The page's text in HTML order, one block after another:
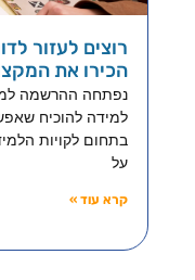
רוצים לעזור
הכירו את
נפתחה ההרשמה
למידה להוכיח
בתחום לקויות
על
קרא עוד »